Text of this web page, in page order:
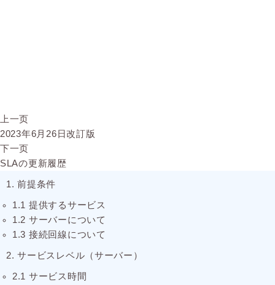
上一页
2023年6月26日改訂版
下一页
SLAの更新履歴
1. 前提条件
1.1 提供するサービス
1.2 サーバーについて
1.3 接続回線について
2. サービスレベル（サーバー）
2.1 サービス時間